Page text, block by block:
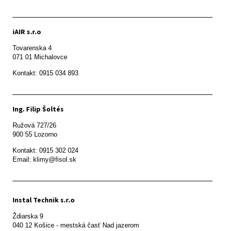
iAIR s.r.o
Tovarenska 4
071 01 Michalovce
Ing. Filip Šoltés
Ružová 727/26
900 55 Lozorno
Kontakt: 0915 302 024
Email: klimy@fisol.sk
Instal Technik s.r.o
Ždiarska 9